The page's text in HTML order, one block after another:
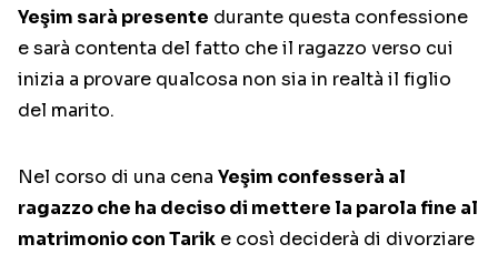
Yeşim sarà presente durante questa confessione
e sarà contenta del fatto che il ragazzo verso cui
inizia a provare qualcosa non sia in realtà il figlio
del marito.
Nel corso di una cena Yeşim confesserà al
ragazzo che ha deciso di mettere la parola fine al
matrimonio con Tarik e così deciderà di divorziare